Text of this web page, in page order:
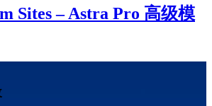
Sites – Astra Pro 高级模